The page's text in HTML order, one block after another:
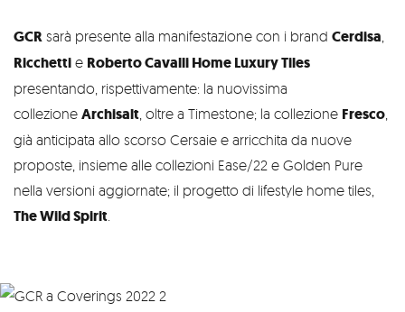
GCR sarà presente alla manifestazione con i brand Cerdisa,
Ricchetti e Roberto Cavalli Home Luxury Tiles
presentando, rispettivamente: la nuovissima
collezione Archisalt, oltre a Timestone; la collezione Fresco,
già anticipata allo scorso Cersaie e arricchita da nuove
proposte, insieme alle collezioni Ease/22 e Golden Pure
nella versioni aggiornate; il progetto di lifestyle home tiles,
The Wild Spirit.